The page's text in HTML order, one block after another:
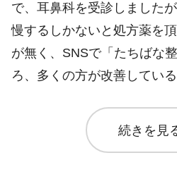
で、耳鼻科を受診しました
慢するしかないと処方薬を
が無く、SNSで「たちばな
ろ、多くの方が改善してい
続きを見